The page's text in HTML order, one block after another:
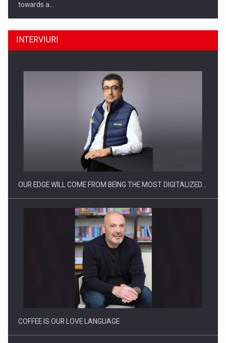
towards a…
CEO Conference - Shaping The Future - Technology and…
Webinar - Business Evolution-RETHINK STRATEGY-Finantare
Investitii Digitalizare
INTERVIURI
OUR EDGE WILL COME FROM BEING THE MOST DIGITALIZED…
COFFEE IS OUR LOVE LANGUAGE